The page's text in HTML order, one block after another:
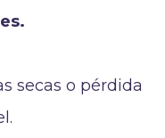
secas o pérdida